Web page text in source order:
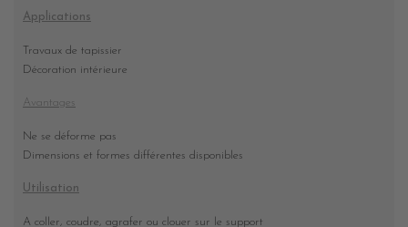
Applications
Travaux de tapissier
Décoration intérieure
Avantages
Ne se déforme pas
Dimensions et formes différentes disponibles
Utilisation
A coller, coudre, agrafer ou clouer sur le support